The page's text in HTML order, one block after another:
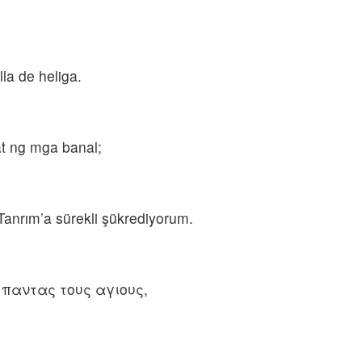
de heliga.
ng mga banal;
sürekli şükrediyorum.
τους αγιους,